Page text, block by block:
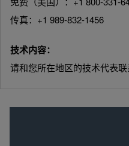
传真：+1 989-832-1456
技术内容：
请和您所在地区的技术代表联